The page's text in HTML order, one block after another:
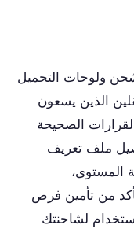
ولوحات التحميل
الذين يسعون
الصحيحة
ملف تعريف
المستوى،
من تأمين فرص
لشاحنتك